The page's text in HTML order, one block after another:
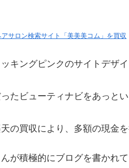
サロン検索サイト「美美美コム」を買収
キングピンクのサイトデザ
たビューティナビをあっとい
の買収により、多額の現金
が積極的にブログを書かれ